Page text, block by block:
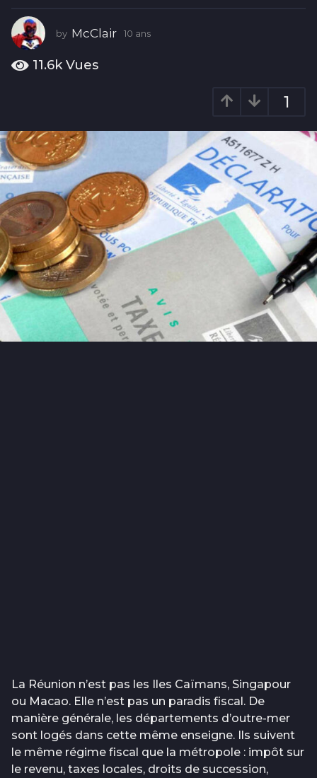
by McClair 10 ans
11.6k Vues
1
La Réunion n’est pas les Iles Caïmans, Singapour
ou Macao. Elle n’est pas un paradis fiscal. De
manière générale, les départements d’outre-mer
sont logés dans cette même enseigne. Ils suivent
le même régime fiscal que la métropole : impôt sur
le revenu, taxes locales, droits de succession,